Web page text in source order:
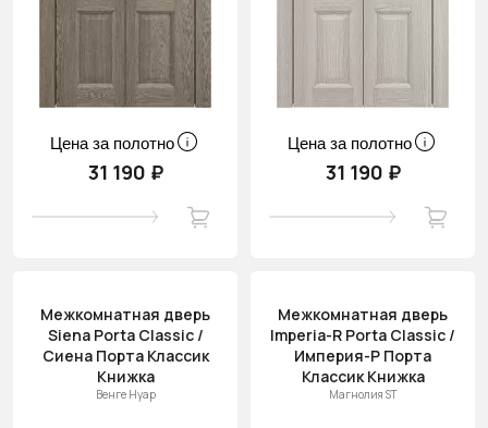
Цена за полотно
31 190 ₽
Цена за полотно
31 190 ₽
Межкомнатная дверь
Siena Porta Classic /
Сиена Порта Классик
Книжка
Венге Нуар
Межкомнатная дверь
Imperia-R Porta Classic /
Империя-Р Порта
Классик Книжка
Магнолия ST